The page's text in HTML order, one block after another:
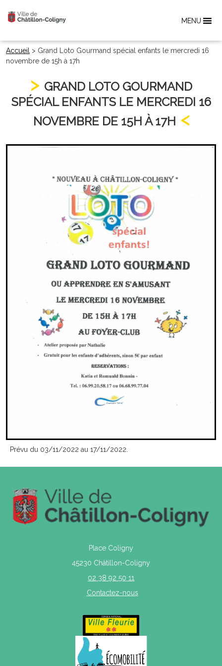
MENU
Accueil > Grand Loto Gourmand spécial enfants le mercredi 16
novembre de 15h à 17h
GRAND LOTO GOURMAND
SPÉCIAL ENFANTS LE MERCREDI 16
NOVEMBRE DE 15H À 17H
Prévu du 03/11/2022 au 17/11/2022.
Place Coligny
45230 Châtillon-Coligny
02 38 92 50 11
Contactez-nous